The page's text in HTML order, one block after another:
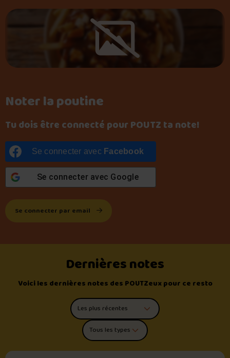
Noter la poutine
Tu dois être connecté pour POUTZ ta note!
Se connecter avec Facebook
Se connecter avec Google
Se connecter par email
Dernières notes
Voici les dernières notes des POUTZeux pour ce resto
Trier les commentaires
Filtrer par type de poutine